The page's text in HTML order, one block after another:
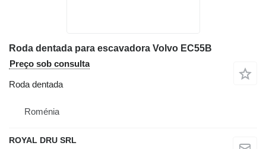
Roda dentada para escavadora Volvo EC55B
Preço sob consulta
Roda dentada
Roménia
ROYAL DRU SRL